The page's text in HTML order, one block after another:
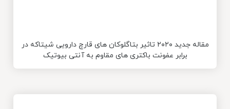
مقاله جدید ۲۰۲۰ تاثیر بتاگلوکان های قارچ دارویی شیتاکه در
برابر عفونت باکتری های مقاوم به آنتی بیوتیک